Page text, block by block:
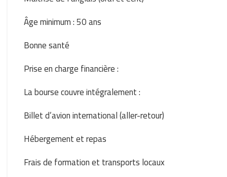
Âge minimum : 50 ans
Bonne santé
Prise en charge financière :
La bourse couvre intégralement :
Billet d’avion international (aller-retour)
Hébergement et repas
Frais de formation et transports locaux